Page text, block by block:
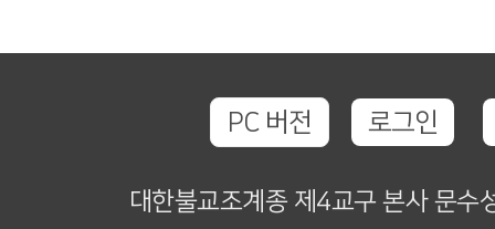
PC 버전 로그인
대한불교조계종 제4교구 본사 문수